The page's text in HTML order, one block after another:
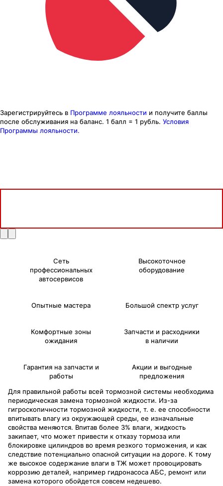
Зарегистрируйтесь в Программе лояльности и получите баллы
после обслуживания на баланс. 1 балл = 1 рубль. Условия
Программы лояльности.
Сеть
профессиональных
автосервисов
Высокоточное
оборудование
Опытные мастера Большой спектр услуг
Комфортные зоны
ожидания
Запчасти и расходники
в наличии
Гарантия на запчасти и
работы
Акции и выгодные
предложения
Для правильной работы всей тормозной системы необходима
периодическая замена тормозной жидкости. Из-за
гигроскопичности тормозной жидкости, т. е. ее способности
впитывать влагу из окружающей среды, ее изначальные
свойства меняются. Впитав более 3% влаги, жидкость
закипает, что может привести к отказу тормоза или
блокировке цилиндров во время резкого торможения, и как
следствие потенциально опасной ситуации на дороге. К тому
же высокое содержание влаги в ТЖ может провоцировать
коррозию деталей, например гидронасоса АБС, ремонт или
замена которого обойдется совсем недешево.